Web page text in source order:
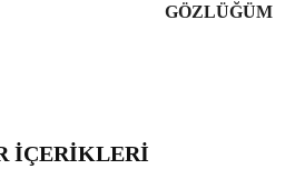
GÖZLÜĞÜM
İÇERIKLERI